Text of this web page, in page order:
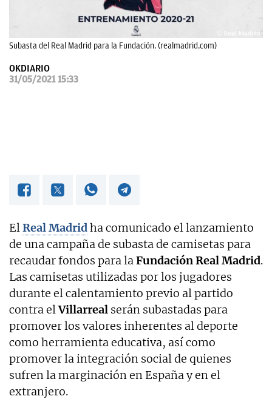
Subasta del Real Madrid para la Fundación. (realmadrid.com)
OKDIARIO
31/05/2021 15:33
ElReal Madridha comunicado el lanzamiento
de una campaña de subasta de camisetas para
recaudar fondos para laFundación Real Madrid.
Las camisetas utilizadas por los jugadores
durante el calentamiento previo al partido
contra elVillarreal serán subastadas para
promover los valores inherentes al deporte
como herramienta educativa, así como
promover la integración social de quienes
sufren la marginación en España y en el
extranjero.